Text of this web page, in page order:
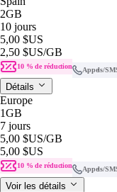
2GB
10 jours
5,00 $US
2,50 $US/GB
10 % de réduction Appels/
Détails
Europe
1GB
7 jours
5,00 $US/GB
5,00 $US
10 % de réduction Appels/
Voir les détails